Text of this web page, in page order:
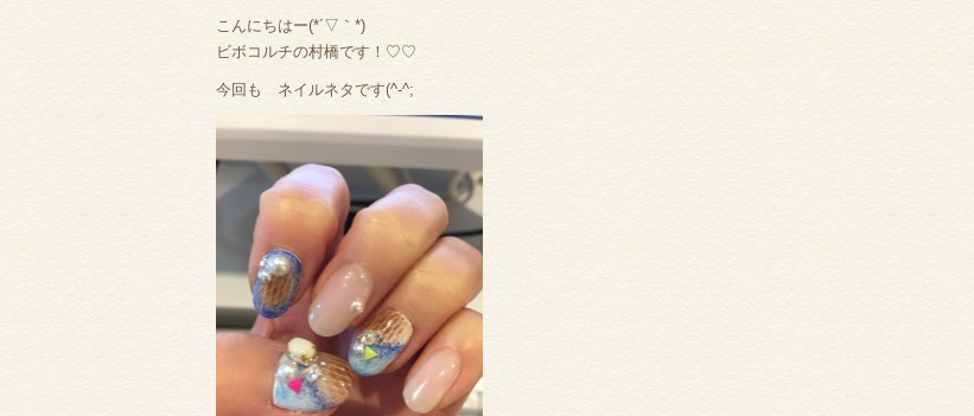
こんにちはー(*´▽｀*)
ビボコルチの村橋です！♡♡
今回も ネイルネタです(^-^;